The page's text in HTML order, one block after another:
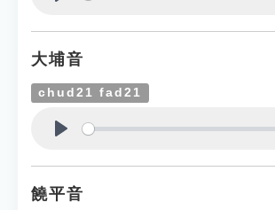
大埔音
chud21 fad21
饒平音